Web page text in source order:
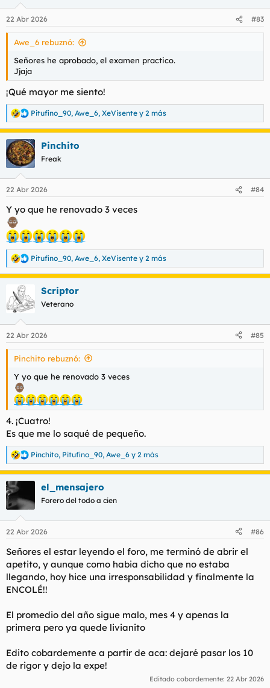
e
s
22 Abr 2026 #83
Awe_6 rebuznó:
Señores he aprobado, el examen practico.
Jjaja
¡Qué mayor me siento!
R
e
a
c
c
i
e
Pitufino_90, Awe_6, XeVisente y 2 más
Pinchito
Freak
22 Abr 2026 #84
Y yo que he renovado 3 veces
R
e
a
c
c
i
e
s
Pitufino_90, Awe_6, XeVisente y 2 más
Scriptor
Veterano
22 Abr 2026 #85
Pinchito rebuznó:
Y yo que he renovado 3 veces
4. ¡Cuatro!
Es que me lo saqué de pequeño.
R
e
a
c
c
i
e
:
Pinchito, Pitufino_90, Awe_6 y 2 más
el_mensajero
Forero del todo a cien
22 Abr 2026 #86
Señores el estar leyendo el foro, me terminó de abrir el
apetito, y aunque como habia dicho que no estaba
llegando, hoy hice una irresponsabilidad y finalmente la
ENCOLÉ!!
El promedio del año sigue malo, mes 4 y apenas la
primera pero ya quede livianito
Edito cobardemente a partir de aca: dejaré pasar los 10
de rigor y dejo la expe!
Editado cobardemente: 22 Abr 2026